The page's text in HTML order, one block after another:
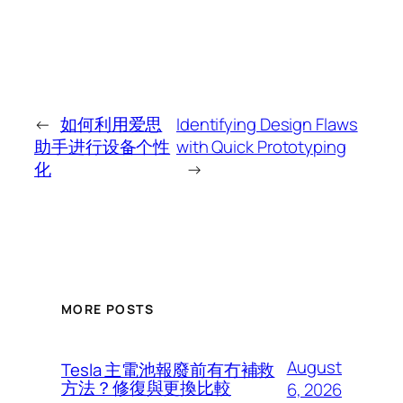
← 如何利用爱思
助手进行设备个性
化
Identifying Design Flaws
with Quick Prototyping
→
MORE POSTS
Tesla 主電池報廢前有冇補救
方法？修復與更換比較
August
6, 2026